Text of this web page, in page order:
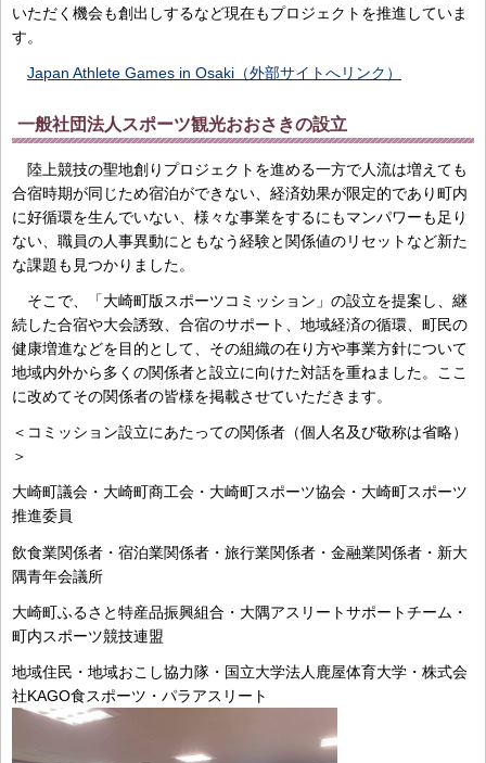
いただく機会も創出しするなど現在もプロジェクトを推進していま
す。
Japan Athlete Games in Osaki（外部サイトへリンク）
一般社団法人スポーツ観光おおさきの設立
陸上競技の聖地創りプロジェクトを進める一方で人流は増えても
合宿時期が同じため宿泊ができない、経済効果が限定的であり町内
に好循環を生んでいない、様々な事業をするにもマンパワーも足り
ない、職員の人事異動にともなう経験と関係値のリセットなど新た
な課題も見つかりました。
そこで、「大崎町版スポーツコミッション」の設立を提案し、継
続した合宿や大会誘致、合宿のサポート、地域経済の循環、町民の
健康増進などを目的として、その組織の在り方や事業方針について
地域内外から多くの関係者と設立に向けた対話を重ねました。ここ
に改めてその関係者の皆様を掲載させていただきます。
＜コミッション設立にあたっての関係者（個人名及び敬称は省略）
＞
大崎町議会・大崎町商工会・大崎町スポーツ協会・大崎町スポーツ
推進委員
飲食業関係者・宿泊業関係者・旅行業関係者・金融業関係者・新大
隅青年会議所
大崎町ふるさと特産品振興組合・大隅アスリートサポートチーム・
町内スポーツ競技連盟
地域住民・地域おこし協力隊・国立大学法人鹿屋体育大学・株式会
社KAGO食スポーツ・パラアスリート